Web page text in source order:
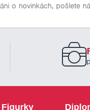
o novinkách, pošlete
Figurky